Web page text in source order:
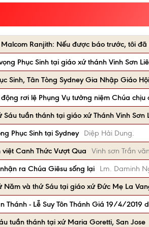
Ranjith: Nếu được báo trước, tôi đã
Phục Sinh tại giáo xứ thánh Vinh Sơn
Sinh, Tân Tòng Sydney Gia Nhập Giáo Hội
rơi lệ Phụng Vụ tưởng niệm Chúa chịu
Sáu tuần thánh tại giáo xứ Thánh Vinh
Phục Sinh tại Sydney
Diệp Hải Dung.
việt Canh Thức Vượt Qua
Vinh sơn Trần
ra Chúa Giêsu sống lại
Lm. Daminh
Năm và thứ Sáu tại giáo xứ Đức Mẹ La
Thánh - Lễ Suy Tôn Thánh Giá 19/4/
tuần thánh tại xứ Maria Goretti, San Jose